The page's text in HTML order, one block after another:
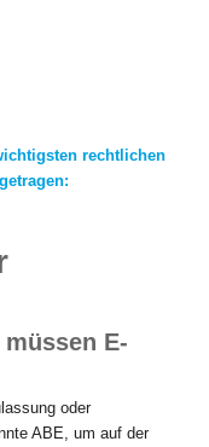
rechtlichen
E-
oder
ABE, um auf der